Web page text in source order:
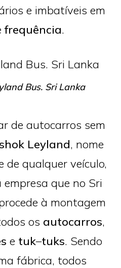
e imbatíveis em
frequência.
Bus. Sri Lanka
de autocarros sem
Leyland, nome
de qualquer veículo,
que no Sri
à montagem
os autocarros,
e tuk–tuks. Sendo
fábrica, todos